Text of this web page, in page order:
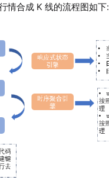
情合成 K 线的流程图如下: